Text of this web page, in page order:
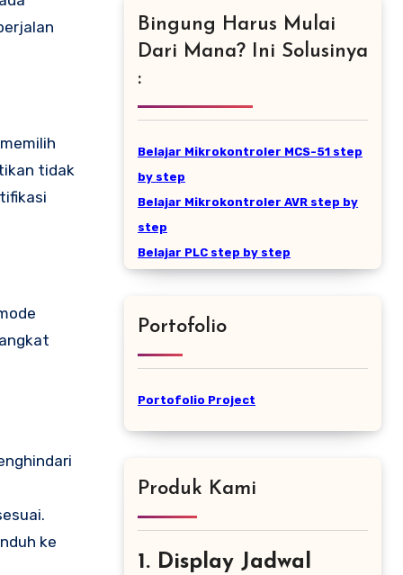
tidak
ke
Bingung Harus Mulai
Dari Mana? Ini Solusinya
:
Belajar Mikrokontroler MCS-51 step
by step
Belajar Mikrokontroler AVR step by
step
Belajar PLC step by step
Portofolio
Portofolio Project
Produk Kami
1. Display Jadwal